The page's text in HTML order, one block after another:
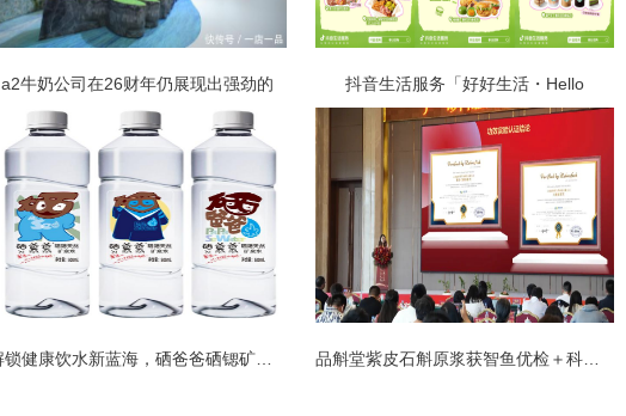
a2牛奶公司在26财年仍展现出强劲的 抖音生活服务「好好生活・Hello